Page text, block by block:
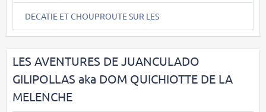
DECATIE ET CHOUPROUTE SUR LES
LES AVENTURES DE JUANCULADO
GILIPOLLAS aka DOM QUICHIOTTE DE LA
MELENCHE